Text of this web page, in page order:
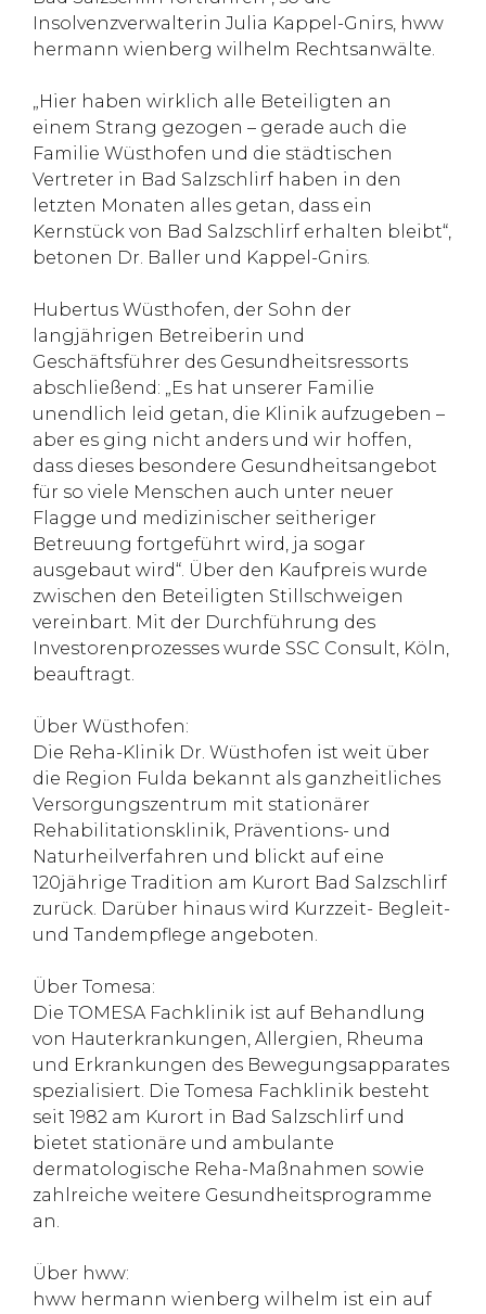
Insolvenzverwalterin Julia Kappel-Gnirs, hww
hermann wienberg wilhelm Rechtsanwälte.
„Hier haben wirklich alle Beteiligten an
einem Strang gezogen – gerade auch die
Familie Wüsthofen und die städtischen
Vertreter in Bad Salzschlirf haben in den
letzten Monaten alles getan, dass ein
Kernstück von Bad Salzschlirf erhalten bleibt“,
betonen Dr. Baller und Kappel-Gnirs.
Hubertus Wüsthofen, der Sohn der
langjährigen Betreiberin und
Geschäftsführer des Gesundheitsressorts
abschließend: „Es hat unserer Familie
unendlich leid getan, die Klinik aufzugeben –
aber es ging nicht anders und wir hoffen,
dass dieses besondere Gesundheitsangebot
für so viele Menschen auch unter neuer
Flagge und medizinischer seitheriger
Betreuung fortgeführt wird, ja sogar
ausgebaut wird“. Über den Kaufpreis wurde
zwischen den Beteiligten Stillschweigen
vereinbart. Mit der Durchführung des
Investorenprozesses wurde SSC Consult, Köln,
beauftragt.
Über Wüsthofen:
Die Reha-Klinik Dr. Wüsthofen ist weit über
die Region Fulda bekannt als ganzheitliches
Versorgungszentrum mit stationärer
Rehabilitationsklinik, Präventions- und
Naturheilverfahren und blickt auf eine
120jährige Tradition am Kurort Bad Salzschlirf
zurück. Darüber hinaus wird Kurzzeit- Begleit-
und Tandempflege angeboten.
Über Tomesa:
Die TOMESA Fachklinik ist auf Behandlung
von Hauterkrankungen, Allergien, Rheuma
und Erkrankungen des Bewegungsapparates
spezialisiert. Die Tomesa Fachklinik besteht
seit 1982 am Kurort in Bad Salzschlirf und
bietet stationäre und ambulante
dermatologische Reha-Maßnahmen sowie
zahlreiche weitere Gesundheitsprogramme
an.
Über hww:
hww hermann wienberg wilhelm ist ein auf